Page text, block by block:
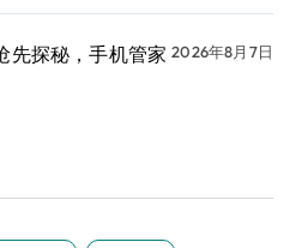
先探秘，手机管家 2026年8月7日